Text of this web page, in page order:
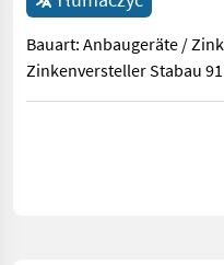
Bauart: Anbaugeräte /
Zinkenversteller Stabau
Bauart: Anbaugeräte /